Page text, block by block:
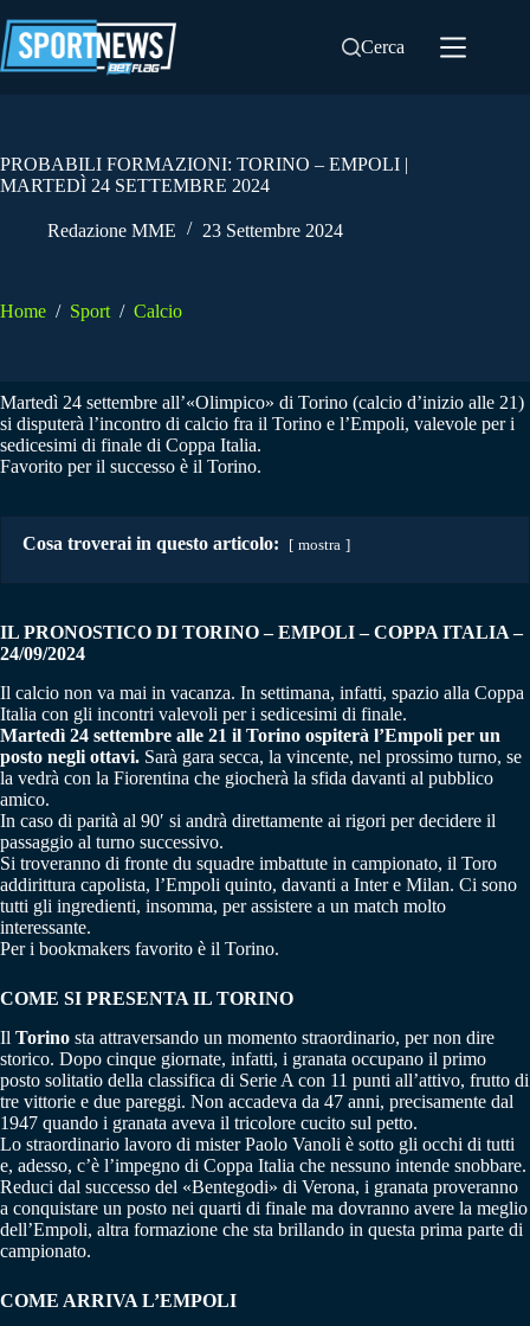
al
contenuto
Cerca
PROBABILI FORMAZIONI: TORINO – EMPOLI |
MARTEDÌ 24 SETTEMBRE 2024
Redazione MME 23 Settembre 2024
Home / Sport / Calcio
Martedì 24 settembre all’«Olimpico» di Torino (calcio d’inizio alle 21)
si disputerà l’incontro di calcio fra il Torino e l’Empoli, valevole per i
sedicesimi di finale di Coppa Italia.
Favorito per il successo è il Torino.
Cosa troverai in questo articolo: mostra
IL PRONOSTICO DI TORINO – EMPOLI – COPPA ITALIA –
24/09/2024
Il calcio non va mai in vacanza. In settimana, infatti, spazio alla Coppa
Italia con gli incontri valevoli per i sedicesimi di finale.
Martedì 24 settembre alle 21 il Torino ospiterà l’Empoli per un
posto negli ottavi. Sarà gara secca, la vincente, nel prossimo turno, se
la vedrà con la Fiorentina che giocherà la sfida davanti al pubblico
amico.
In caso di parità al 90′ si andrà direttamente ai rigori per decidere il
passaggio al turno successivo.
Si troveranno di fronte du squadre imbattute in campionato, il Toro
addirittura capolista, l’Empoli quinto, davanti a Inter e Milan. Ci sono
tutti gli ingredienti, insomma, per assistere a un match molto
interessante.
Per i bookmakers favorito è il Torino.
COME SI PRESENTA IL TORINO
Il Torino sta attraversando un momento straordinario, per non dire
storico. Dopo cinque giornate, infatti, i granata occupano il primo
posto solitatio della classifica di Serie A con 11 punti all’attivo, frutto di
tre vittorie e due pareggi. Non accadeva da 47 anni, precisamente dal
1947 quando i granata aveva il tricolore cucito sul petto.
Lo straordinario lavoro di mister Paolo Vanoli è sotto gli occhi di tutti
e, adesso, c’è l’impegno di Coppa Italia che nessuno intende snobbare.
Reduci dal successo del «Bentegodi» di Verona, i granata proveranno
a conquistare un posto nei quarti di finale ma dovranno avere la meglio
dell’Empoli, altra formazione che sta brillando in questa prima parte di
campionato.
COME ARRIVA L’EMPOLI